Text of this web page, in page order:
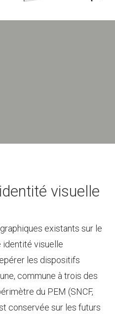
visuelle
existants sur le
identité visuelle
les dispositifs
commune à trois des
du PEM (SNCF,
conservée sur les futurs